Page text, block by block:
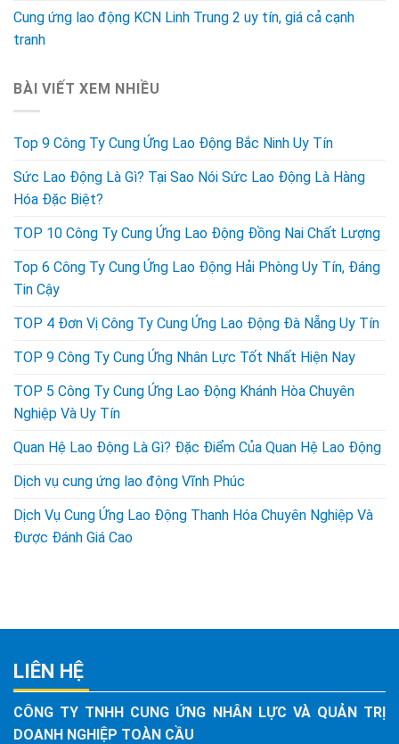
Cung ứng lao động KCN Linh Trung 2 uy tín, giá cả cạnh
tranh
BÀI VIẾT XEM NHIỀU
Top 9 Công Ty Cung Ứng Lao Động Bắc Ninh Uy Tín
Sức Lao Động Là Gì? Tại Sao Nói Sức Lao Động Là Hàng
Hóa Đặc Biệt?
TOP 10 Công Ty Cung Ứng Lao Động Đồng Nai Chất Lượng
Top 6 Công Ty Cung Ứng Lao Động Hải Phòng Uy Tín, Đáng
Tin Cậy
TOP 4 Đơn Vị Công Ty Cung Ứng Lao Động Đà Nẵng Uy Tín
TOP 9 Công Ty Cung Ứng Nhân Lực Tốt Nhất Hiện Nay
TOP 5 Công Ty Cung Ứng Lao Động Khánh Hòa Chuyên
Nghiệp Và Uy Tín
Quan Hệ Lao Động Là Gì? Đặc Điểm Của Quan Hệ Lao Động
Dịch vụ cung ứng lao động Vĩnh Phúc
Dịch Vụ Cung Ứng Lao Động Thanh Hóa Chuyên Nghiệp Và
Được Đánh Giá Cao
LIÊN HỆ
CÔNG TY TNHH CUNG ỨNG NHÂN LỰC VÀ QUẢN TRỊ
DOANH NGHIỆP TOÀN CẦU